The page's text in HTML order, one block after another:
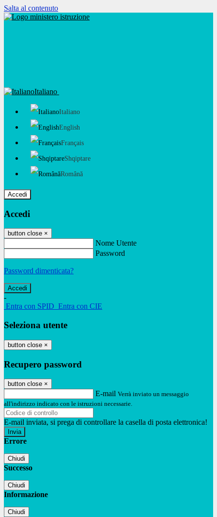
Salta al contenuto
Italiano
Italiano
English
Français
Shqiptare
Română
Accedi
Accedi
button close ×
Nome Utente
Password
Password dimenticata?
-
Entra con SPID Entra con CIE
Seleziona utente
button close ×
Recupero password
button close ×
E-mail Verrà inviato un messaggio
all'indirizzo indicato con le istruzioni necessarie.
E-mail inviata, si prega di controllare la casella di posta elettronica!
Errore
Chiudi
Successo
Chiudi
Informazione
Chiudi